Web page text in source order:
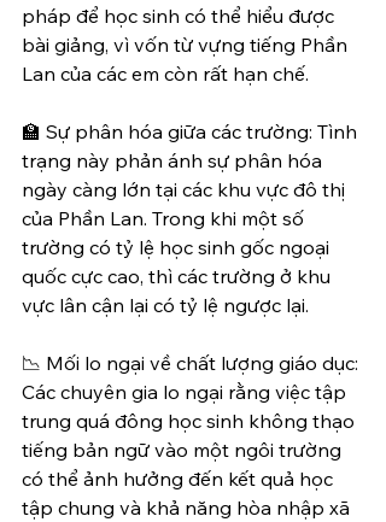
pháp để học sinh có thể hiểu được
bài giảng, vì vốn từ vựng tiếng Phần
Lan của các em còn rất hạn chế.
🏫 Sự phân hóa giữa các trường: Tình
trạng này phản ánh sự phân hóa
ngày càng lớn tại các khu vực đô thị
của Phần Lan. Trong khi một số
trường có tỷ lệ học sinh gốc ngoại
quốc cực cao, thì các trường ở khu
vực lân cận lại có tỷ lệ ngược lại.
📉 Mối lo ngại về chất lượng giáo dục:
Các chuyên gia lo ngại rằng việc tập
trung quá đông học sinh không thạo
tiếng bản ngữ vào một ngôi trường
có thể ảnh hưởng đến kết quả học
tập chung và khả năng hòa nhập xã